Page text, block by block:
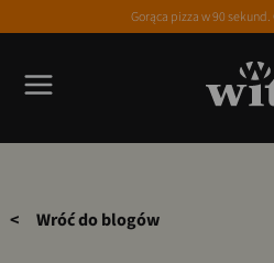
Gorąca pizza w 90
< Wróć do blogów